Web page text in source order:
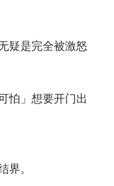
是完全被激怒
」想要开门出
。